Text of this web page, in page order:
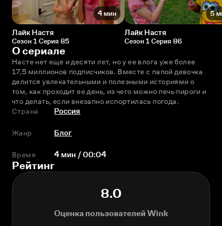
4 мин
Лайк Настя
Сезон 1 Серия 85
5
Лайк Настя
Сезон 1 Серия 86
О сериале
Насте нет еще и десяти лет, но у ее влога уже более
17,5 миллионов подписчиков. Вместе с папой девочка
делится увлекательными и полезными историями о
том, как проходит ее день, из чего можно печь пироги и
что делать, если внезапно испортилась погода.
Страна
Россия
Жанр Блог
Время 4 мин / 00:04
Рейтинг
8.0
Оценка пользователей Wink